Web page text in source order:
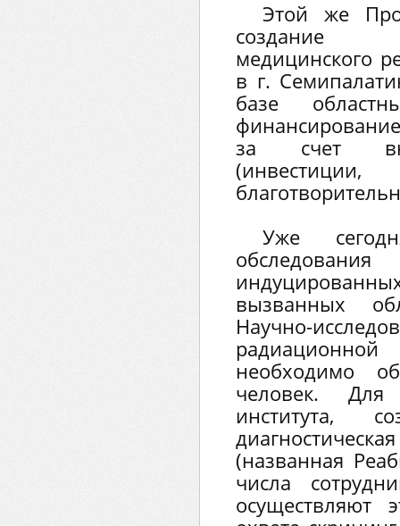
Этой же
создание
медицинского
в г.
базе
за счет
(инвестиции,
Уже
вызванных
Научно-
необходимо
человек.
института,
(названная
числа
осуществляют